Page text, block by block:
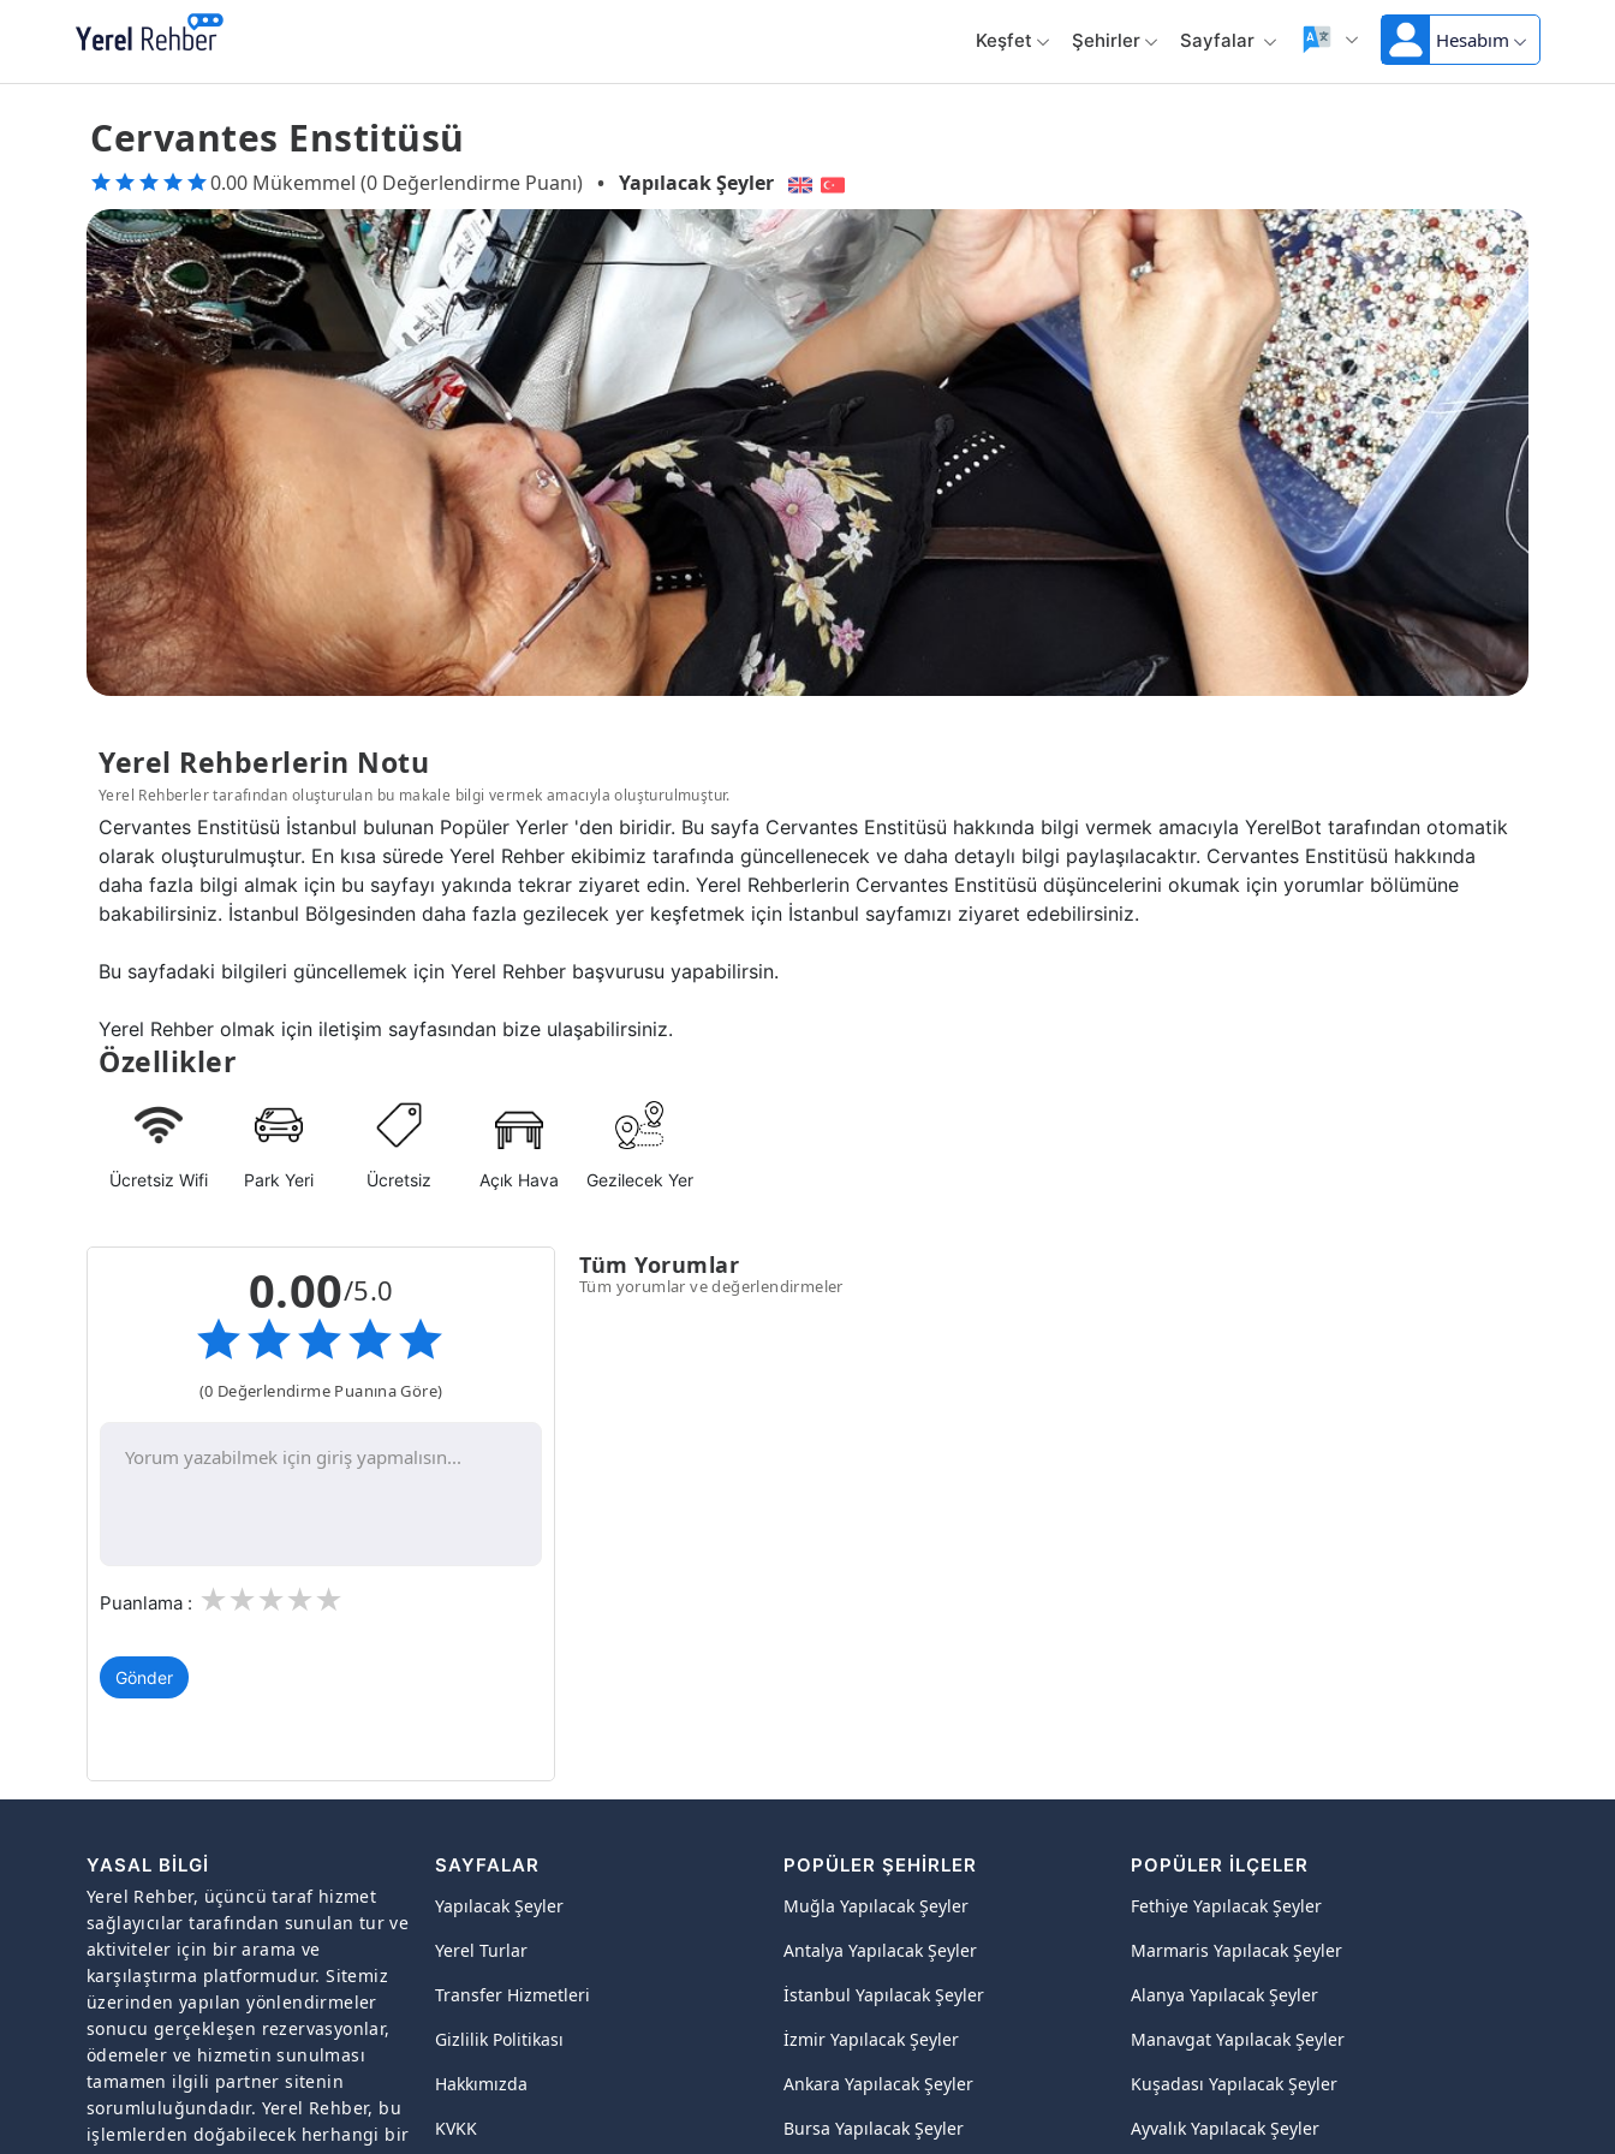
Keşfet Şehirler Sayfalar Hesabım
Cervantes Enstitüsü
0.00 Mükemmel (0 Değerlendirme Puanı) • Yapılacak Şeyler
Yerel Rehberlerin Notu
Yerel Rehberler tarafından oluşturulan bu makale bilgi vermek amacıyla oluşturulmuştur.
Cervantes Enstitüsü İstanbul bulunan Popüler Yerler 'den biridir. Bu sayfa Cervantes Enstitüsü hakkında bilgi vermek amacıyla YerelBot tarafından otomatik
olarak oluşturulmuştur. En kısa sürede Yerel Rehber ekibimiz tarafında güncellenecek ve daha detaylı bilgi paylaşılacaktır. Cervantes Enstitüsü hakkında
daha fazla bilgi almak için bu sayfayı yakında tekrar ziyaret edin. Yerel Rehberlerin Cervantes Enstitüsü düşüncelerini okumak için yorumlar bölümüne
bakabilirsiniz. İstanbul Bölgesinden daha fazla gezilecek yer keşfetmek için İstanbul sayfamızı ziyaret edebilirsiniz.
Bu sayfadaki bilgileri güncellemek için Yerel Rehber başvurusu yapabilirsin.
Yerel Rehber olmak için iletişim sayfasından bize ulaşabilirsiniz.
Özellikler
Ücretsiz Wifi Park Yeri Ücretsiz Açık Hava Gezilecek Yer
0.00/5.0
(0 Değerlendirme Puanına Göre)
Puanlama : 3
2
1
Gönder
Tüm Yorumlar
Tüm yorumlar ve değerlendirmeler
YASAL BILGI
Yerel Rehber, üçüncü taraf hizmet
sağlayıcılar tarafından sunulan tur ve
aktiviteler için bir arama ve
karşılaştırma platformudur. Sitemiz
üzerinden yapılan yönlendirmeler
sonucu gerçekleşen rezervasyonlar,
ödemeler ve hizmetin sunulması
tamamen ilgili partner sitenin
sorumluluğundadır. Yerel Rehber, bu
işlemlerden doğabilecek herhangi bir
SAYFALAR
Yapılacak Şeyler
Yerel Turlar
Transfer Hizmetleri
Gizlilik Politikası
Hakkımızda
KVKK
POPÜLER ŞEHIRLER
Muğla Yapılacak Şeyler
Antalya Yapılacak Şeyler
İstanbul Yapılacak Şeyler
İzmir Yapılacak Şeyler
Ankara Yapılacak Şeyler
Bursa Yapılacak Şeyler
POPÜLER İLÇELER
Fethiye Yapılacak Şeyler
Marmaris Yapılacak Şeyler
Alanya Yapılacak Şeyler
Manavgat Yapılacak Şeyler
Kuşadası Yapılacak Şeyler
Ayvalık Yapılacak Şeyler